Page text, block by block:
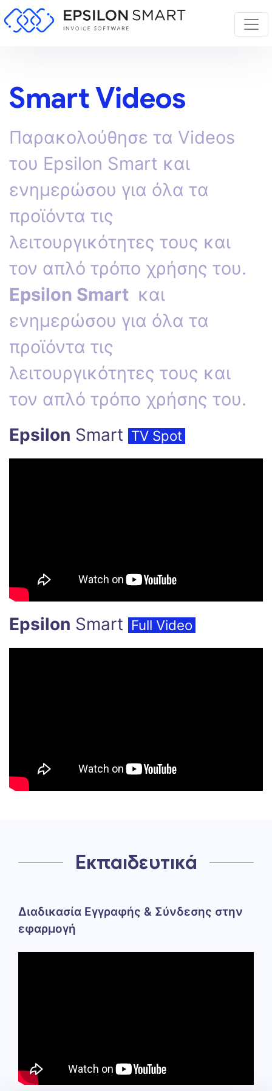
Smart Videos
Παρακολούθησε τα Videos
του Epsilon Smart και
ενημερώσου για όλα τα
προϊόντα τις
λειτουργικότητες τους και
τον απλό τρόπο χρήσης του.
Epsilon Smart και
ενημερώσου για όλα τα
προϊόντα τις
λειτουργικότητες τους και
τον απλό τρόπο χρήσης του.
Epsilon Smart TV Spot
Epsilon Smart Full Video
Εκπαιδευτικά
Διαδικασία Εγγραφής & Σύνδεσης στην
εφαρμογή